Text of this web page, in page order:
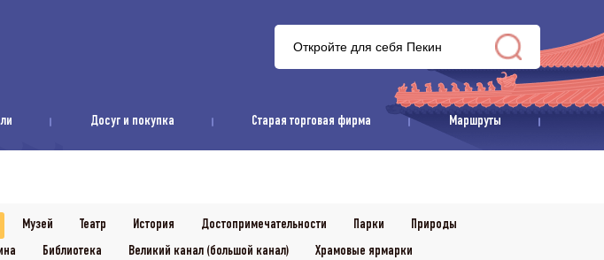
Досуг и покупка Старая торговая фирма Маршруты
Музей Театр История Достопримечательности Парки
Природы
Библиотека Великий канал (большой канал) Храмовые ярмарки